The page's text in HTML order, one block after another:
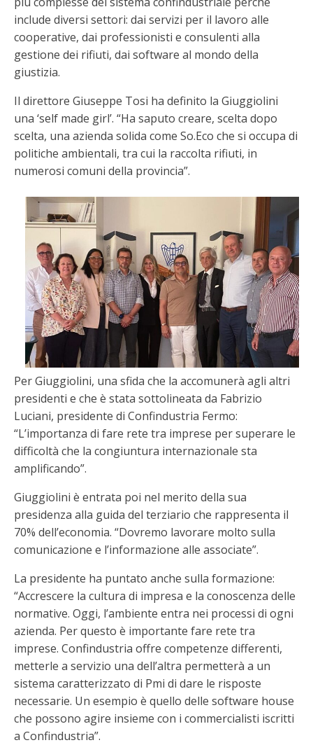
include diversi settori: dai servizi per il lavoro alle
cooperative, dai professionisti e consulenti alla
gestione dei rifiuti, dai software al mondo della
giustizia.
Il direttore Giuseppe Tosi ha definito la Giuggiolini
una ‘self made girl’. “Ha saputo creare, scelta dopo
scelta, una azienda solida come So.Eco che si occupa di
politiche ambientali, tra cui la raccolta rifiuti, in
numerosi comuni della provincia”.
Per Giuggiolini, una sfida che la accomunerà agli altri
presidenti e che è stata sottolineata da Fabrizio
Luciani, presidente di Confindustria Fermo:
“L’importanza di fare rete tra imprese per superare le
difficoltà che la congiuntura internazionale sta
amplificando”.
Giuggiolini è entrata poi nel merito della sua
presidenza alla guida del terziario che rappresenta il
70% dell’economia. “Dovremo lavorare molto sulla
comunicazione e l’informazione alle associate”.
La presidente ha puntato anche sulla formazione:
“Accrescere la cultura di impresa e la conoscenza delle
normative. Oggi, l’ambiente entra nei processi di ogni
azienda. Per questo è importante fare rete tra
imprese. Confindustria offre competenze differenti,
metterle a servizio una dell’altra permetterà a un
sistema caratterizzato di Pmi di dare le risposte
necessarie. Un esempio è quello delle software house
che possono agire insieme con i commercialisti iscritti
a Confindustria”.